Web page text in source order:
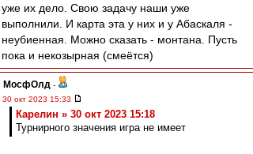
уже их дело. Свою задачу наши уже
выполнили. И карта эта у них и у Абаскаля -
неубиенная. Можно сказать - монтана. Пусть
пока и некозырная (смеётся)
МосфОлд -
30 окт 2023 15:33
Карелин » 30 окт 2023 15:18
Турнирного значения игра не имеет